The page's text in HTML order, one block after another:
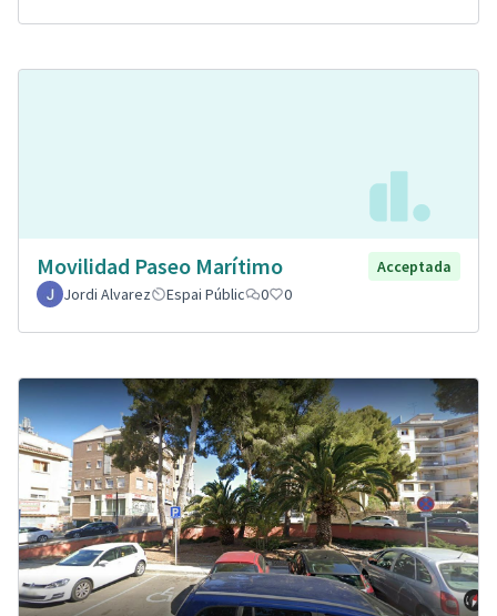
Movilidad Paseo Marítimo
Acceptada
Jordi Alvarez
Espai Públic 0 0